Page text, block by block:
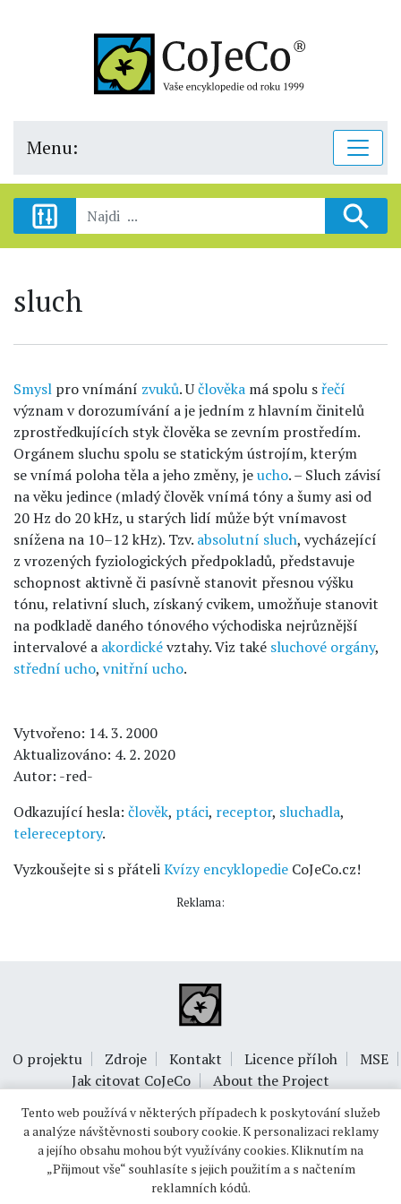
Menu:
sluch
Smysl pro vnímání zvuků. Učlověka má spolu sřečí
význam v dorozumívání a je jedním z hlavním činitelů
zprostředkujících styk člověka se zevním prostředím.
Orgánem sluchu spolu se statickým ústrojím, kterým
se vnímá poloha těla a jeho změny, jeucho. – Sluch závisí
na věku jedince (mladý člověk vnímá tóny a šumy asi od
20 Hz do 20 kHz, u starých lidí může být vnímavost
snížena na 10–12 kHz). Tzv. absolutní sluch, vycházející
z vrozených fyziologických předpokladů, představuje
schopnost aktivně či pasívně stanovit přesnou výšku
tónu, relativní sluch, získaný cvikem, umožňuje stanovit
na podkladě daného tónového východiska nejrůznější
intervalové a akordickévztahy. Viz také sluchové orgány,
střední ucho, vnitřní ucho.
Vytvořeno: 14. 3. 2000
Aktualizováno: 4. 2. 2020
Autor: -red-
Odkazující hesla: člověk, ptáci, receptor, sluchadla,
telereceptory.
Vyzkoušejte si s přáteliKvízy encyklopedie CoJeCo.cz!
Reklama:
O projektu Zdroje Kontakt Licence příloh
MSE
Jak citovat CoJeCo
About the Project
© 1999-2026OPTIMUS s.r.o.
Tento web používá v některých případech k poskytování služeb
a analýze návštěvnosti soubory cookie. K personalizaci reklamy
a jejího obsahu mohou být využívány cookies. Kliknutím na
„Přijmout vše“ souhlasíte s jejich použitím a s načtením
reklamních kódů.